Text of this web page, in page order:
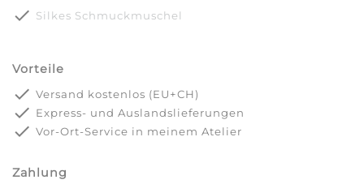
done Silkes Schmuckmuschel
Vorteile
done Versand kostenlos (EU+CH)
done Express- und Auslandslieferungen
done Vor-Ort-Service in meinem Atelier
Zahlung